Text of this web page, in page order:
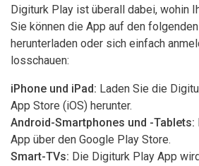
Digiturk Play ist überall dabei, wohin
Sie können die App auf den
herunterladen oder sich einfach
losschauen:
iPhone und iPad: Laden Sie die
App Store (iOS) herunter.
Android-Smartphones und -Tablets:
App über den Google Play Store.
Smart-TVs: Die Digiturk Play App